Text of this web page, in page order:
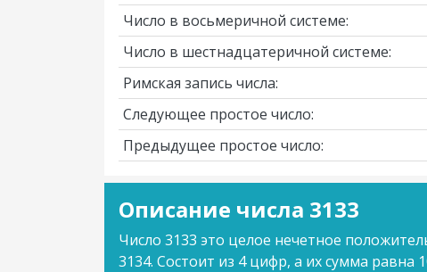
Число в восьмеричной системе:
Число в шестнадцатеричной системе:
Римская запись числа:
Следующее простое число:
Предыдущее простое число:
Описание числа 3133
Число 3133 это целое нечетное
3134. Состоит из 4 цифр, а их сумма равна